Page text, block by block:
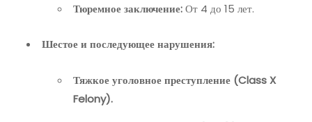
Тюремное заключение:От 4 до 15 лет.
Шестое и последующее нарушения:
Тяжкое уголовное преступление (Class X
Felony).